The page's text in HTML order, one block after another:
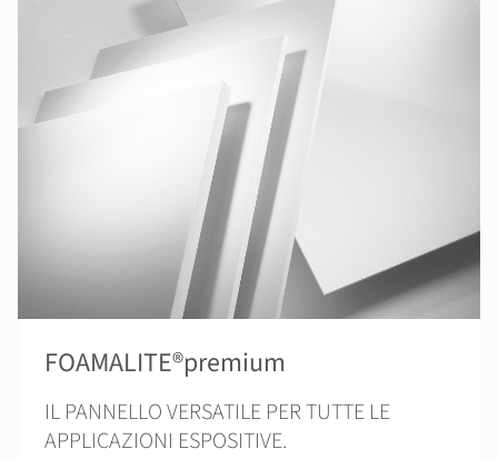
FOAMALITE®premium
IL PANNELLO VERSATILE PER TUTTE LE
APPLICAZIONI ESPOSITIVE.